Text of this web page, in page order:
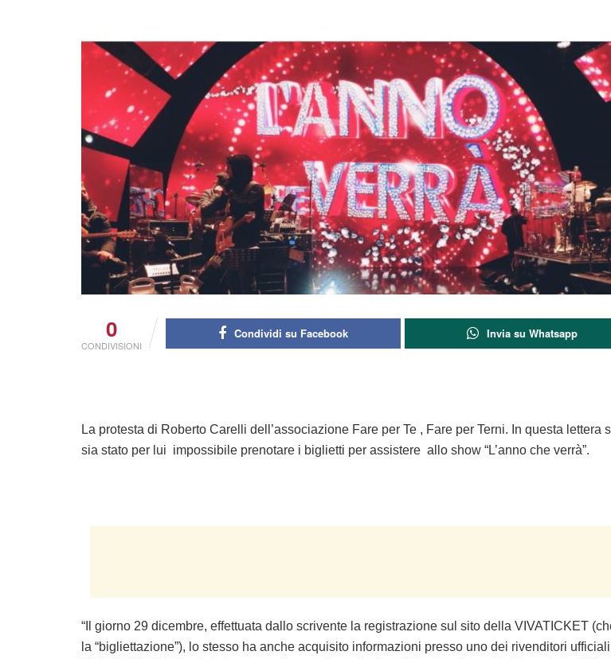
0
CONDIVISIONI
Condividi su Facebook Invia su Whatsapp
La protesta di Roberto Carelli dell’associazione Fare per Te , Fare per Terni. In questa lettera
sia stato per lui impossibile prenotare i biglietti per assistere allo show “L’anno che verrà”.
“Il giorno 29 dicembre, effettuata dallo scrivente la registrazione sul sito della VIVATICKET
la “bigliettazione”), lo stesso ha anche acquisito informazioni presso uno dei rivenditori